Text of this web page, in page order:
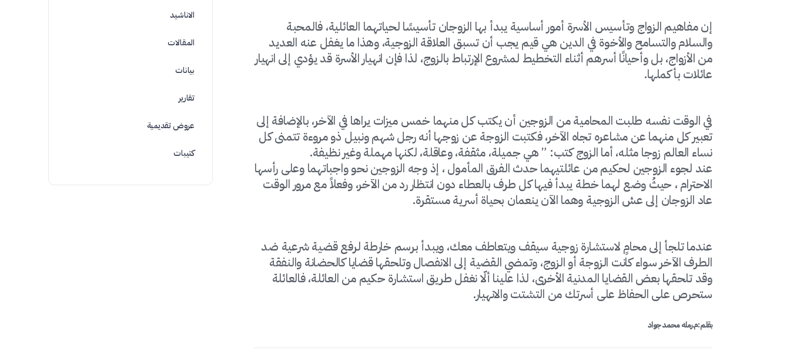
إن مفاهيم الزواج وتأسيس الأسرة أمور أساسية يبدأ بها الزوجان تأسيسًا لحياتهما العائلية، فالمحبة
والسلام والتسامح والأخوة في الدين هي قيم يجب أن تسبق العلاقة الزوجية، وهذا ما يغفل عنه العديد
من الأزواج، بل وأحيانًا أسرهم أثناء التخطيط لمشروع الإرتباط بالزوج، لذا فإن انهيار الأسرة قد يؤدي إلى انهيار
عائلات بأكملها.
في الوقت نفسه طلبت المحامية من الزوجين أن يكتب كل منهما خمس ميزات يراها في الآخر، بالإضافة إلى
تعبير كل منهما عن مشاعره تجاه الآخر، فكتبت الزوجة عن زوجها أنه رجل شهم ونبيل ذو مروءة تتمنى كل
نساء العالم زوجا مثله، أما الزوج كتب: ” هي جميلة، مثقفة، وعاقلة، لكنها مهملة وغير نظيفة.
عند لجوء الزوجين لحكيم من عائلتيهما حدث الفرق المأمول ، إذ وجه الزوجين نحو واجباتهما وعلى رأسها
الاحترام ، حيثُ وضع لهما خطة يبدأ فيها كل طرف بالعطاء دون انتظار رد من الآخر، وفعلاً مع مرور الوقت
عاد الزوجان إلى عش الزوجية وهما الآن ينعمان بحياة أسرية مستقرة.
عندما تلجأ إلى محامٍ لاستشارة زوجية سيقف ويتعاطف معك، ويبدأ برسم خارطة لرفع قضية شرعية ضد
الطرف الآخر سواء كانت الزوجة أو الزوج، وتمضي القضية إلى الانفصال وتلحقها قضايا كالحضانة والنفقة
وقد تلحقها بعض القضايا المدنية الأخرى، لذا علينا ألّا نغفل طريق استشارة حكيم من العائلة، فالعائلة
ستحرص على الحفاظ على أسرتك من التشتت والانهيار.
بقلم:م.رمله محمد جواد
الاناشيد
المقالات
بيانات
تقارير
عروض تقديمية
كتيبات